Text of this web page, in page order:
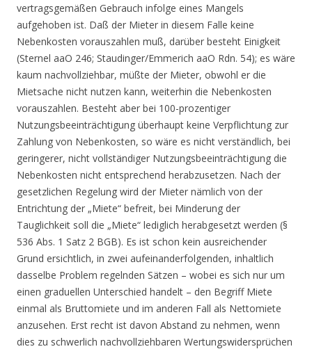
vertragsgemäßen Gebrauch infolge eines Mangels
aufgehoben ist. Daß der Mieter in diesem Falle keine
Nebenkosten vorauszahlen muß, darüber besteht Einigkeit
(Sternel aaO 246; Staudinger/Emmerich aaO Rdn. 54); es wäre
kaum nachvollziehbar, müßte der Mieter, obwohl er die
Mietsache nicht nutzen kann, weiterhin die Nebenkosten
vorauszahlen. Besteht aber bei 100-prozentiger
Nutzungsbeeinträchtigung überhaupt keine Verpflichtung zur
Zahlung von Nebenkosten, so wäre es nicht verständlich, bei
geringerer, nicht vollständiger Nutzungsbeeinträchtigung die
Nebenkosten nicht entsprechend herabzusetzen. Nach der
gesetzlichen Regelung wird der Mieter nämlich von der
Entrichtung der „Miete“ befreit, bei Minderung der
Tauglichkeit soll die „Miete“ lediglich herabgesetzt werden (§
536 Abs. 1 Satz 2 BGB). Es ist schon kein ausreichender
Grund ersichtlich, in zwei aufeinanderfolgenden, inhaltlich
dasselbe Problem regelnden Sätzen – wobei es sich nur um
einen graduellen Unterschied handelt – den Begriff Miete
einmal als Bruttomiete und im anderen Fall als Nettomiete
anzusehen. Erst recht ist davon Abstand zu nehmen, wenn
dies zu schwerlich nachvollziehbaren Wertungswidersprüchen